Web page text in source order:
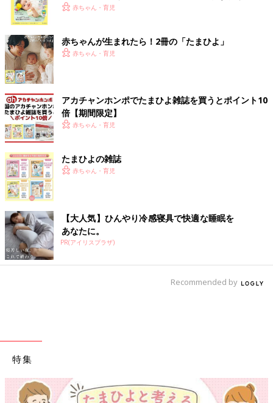
た娘。娘に顔を近づけると手で私の頬をパシパシしてくるのも力
強くて痛いくらい。そんなところにも成長を感じます。
産後ケアで、育児疲れをちょっとだけリフレッシュ
けてママ1人でゆっくりしたり、散歩に出かけたりできるんで
す。
娘の1カ月健診の時期に合わせて2泊3日の産後ケアに行きまし
た。私の産後健診も、娘の1カ月健診もしてもらいました。娘の
く！ おっぱい・ミルクの基本と夏のトラブル 解決テ
赤ちゃん・育児
赤ちゃんが生まれたら！2冊の「たまひよ」
赤ちゃん・育児
アカチャンホンポでたまひよ雑誌を買うとポイント10
倍【期間限定】
赤ちゃん・育児
たまひよの雑誌
赤ちゃん・育児
【大人気】ひんやり冷感寝具で快適な睡眠を
あなたに。
PR(アイリスプラザ)
Recommended by
特集